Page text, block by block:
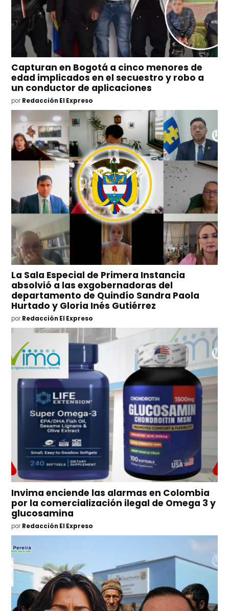
Capturan en Bogotá a cinco menores de
edad implicados en el secuestro y robo a
un conductor de aplicaciones
por Redacción El Expreso
La Sala Especial de Primera Instancia
absolvió a las exgobernadoras del
departamento de Quindío Sandra Paola
Hurtado y Gloria Inés Gutiérrez
por Redacción El Expreso
Invima enciende las alarmas en Colombia
por la comercialización ilegal de Omega 3 y
glucosamina
por Redacción El Expreso